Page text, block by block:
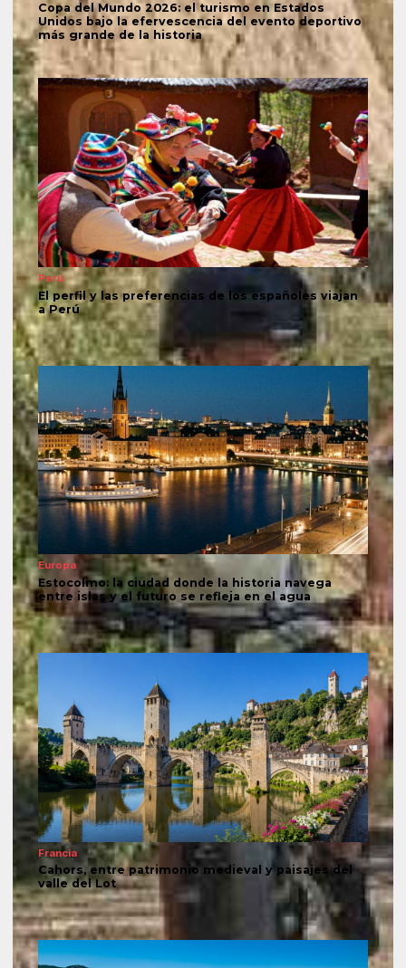
Copa del Mundo 2026: el turismo en Estados
Unidos bajo la efervescencia del evento deportivo
más grande de la historia
Perú
El perfil y las preferencias de los españoles viajan
a Perú
Europa
Estocolmo: la ciudad donde la historia navega
entre islas y el futuro se refleja en el agua
Francia
Cahors, entre patrimonio medieval y paisajes del
valle del Lot